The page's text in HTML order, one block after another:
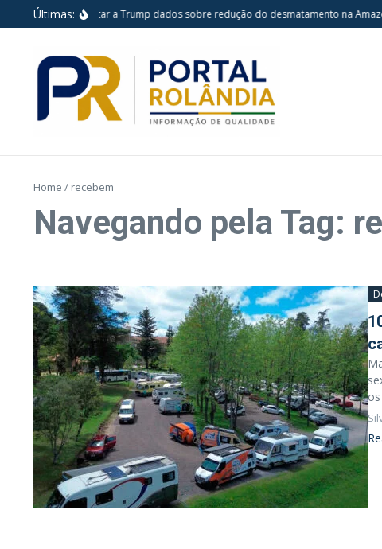
Ir para o conteúdo
Últimas:
pretende apresentar a Trump dados sobre redução do desmatamento na
Home / recebem
Navegando pela Tag: